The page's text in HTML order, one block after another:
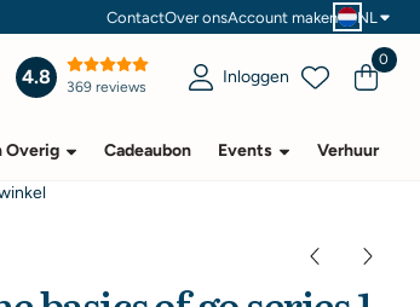
ContactOver onsAccount maken NL
4.8 369 reviews Inloggen
0
Overig Cadeaubon Events Verhuur